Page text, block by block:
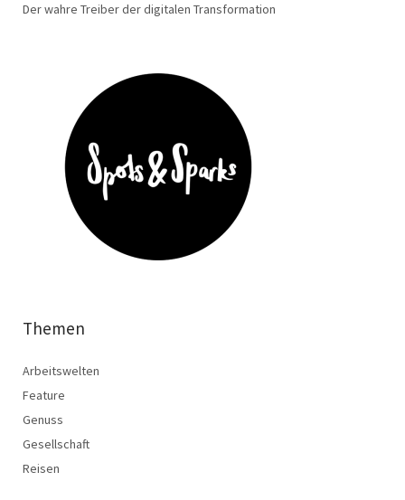
Der wahre Treiber der digitalen Transformation
Themen
Arbeitswelten
Feature
Genuss
Gesellschaft
Reisen